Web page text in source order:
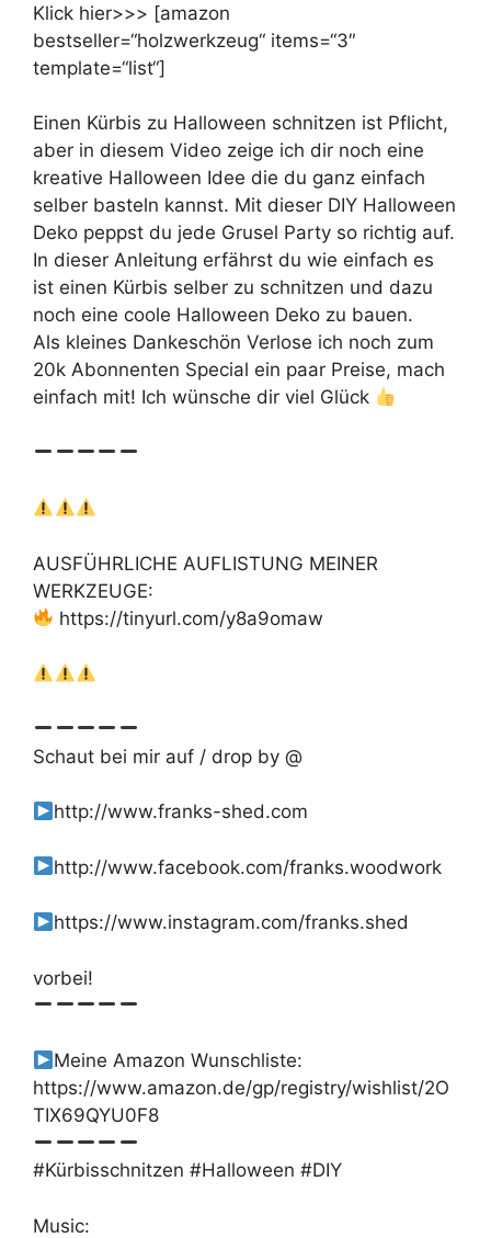
Klick hier>>> [amazon
bestseller=“holzwerkzeug“ items=“3″
template=“list“]
Einen Kürbis zu Halloween schnitzen ist Pflicht,
aber in diesem Video zeige ich dir noch eine
kreative Halloween Idee die du ganz einfach
selber basteln kannst. Mit dieser DIY Halloween
Deko peppst du jede Grusel Party so richtig auf.
In dieser Anleitung erfährst du wie einfach es
ist einen Kürbis selber zu schnitzen und dazu
noch eine coole Halloween Deko zu bauen.
Als kleines Dankeschön Verlose ich noch zum
20k Abonnenten Special ein paar Preise, mach
einfach mit! Ich wünsche dir viel Glück
AUSFÜHRLICHE AUFLISTUNG MEINER
WERKZEUGE:
https://tinyurl.com/y8a9omaw
Schaut bei mir auf / drop by @
http://www.franks-shed.com
http://www.facebook.com/franks.woodwork
https://www.instagram.com/franks.shed
vorbei!
Meine Amazon Wunschliste:
https://www.amazon.de/gp/registry/wishlist/2O
TIX69QYU0F8
#Kürbisschnitzen #Halloween #DIY
Music: